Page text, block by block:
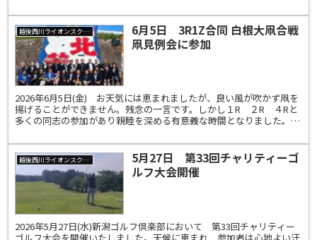
越後西川ライオンスクラブ
6月5日 3R1Z合同 白根大凧合戦
凧見例会に参加
2026年6月5日(金) お天気には恵まれましたが、良い風が吹かず凧を
揚げることができません。残念の一言です。しかし１R ２R ４Rと
多くの同志の参加があり親睦を深める有意義な時間となりました。楽
越後西川ライオンスクラブ
5月27日 第33回チャリティーゴ
ルフ大会開催
2026年5月27日(水)新潟ゴルフ倶楽部において 第33回チャリティー